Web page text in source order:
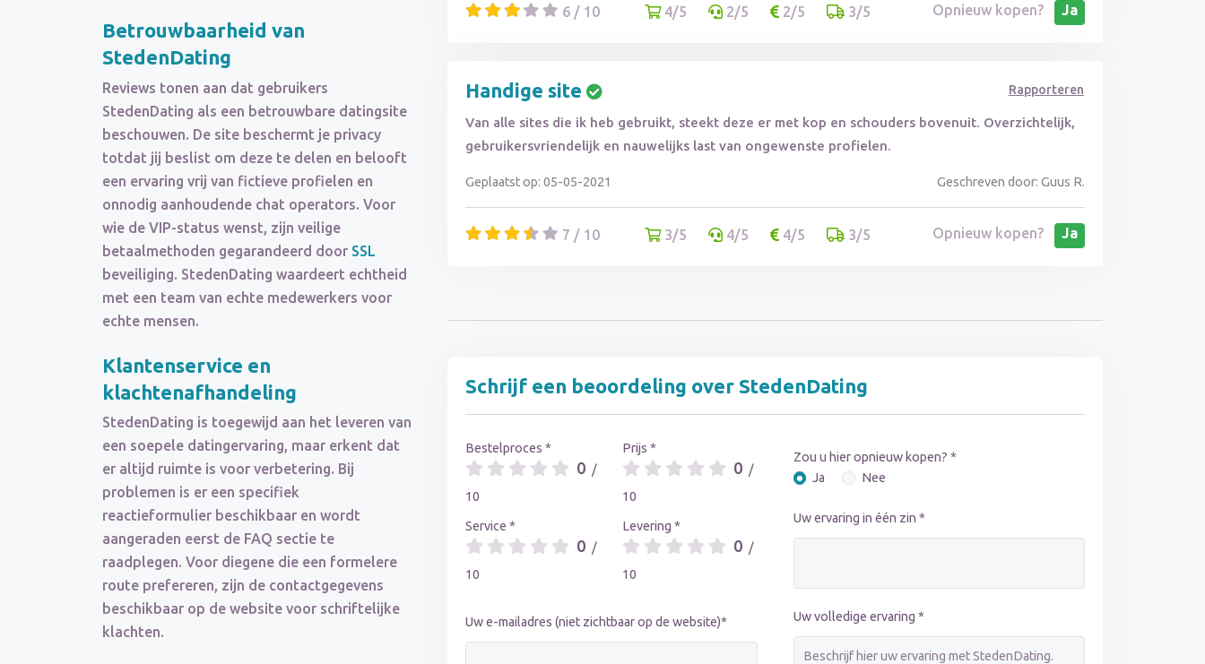
Betrouwbaarheid van
StedenDating
Reviews tonen aan dat gebruikers
StedenDating als een betrouwbare datingsite
beschouwen. De site beschermt je privacy
totdat jij beslist om deze te delen en belooft
een ervaring vrij van fictieve profielen en
onnodig aanhoudende chat operators. Voor
wie de VIP-status wenst, zijn veilige
betaalmethoden gegarandeerd door SSL
beveiliging. StedenDating waardeert echtheid
met een team van echte medewerkers voor
echte mensen.
Klantenservice en
klachtenafhandeling
StedenDating is toegewijd aan het leveren van
een soepele datingervaring, maar erkent dat
er altijd ruimte is voor verbetering. Bij
problemen is er een specifiek
reactieformulier beschikbaar en wordt
aangeraden eerst de FAQ sectie te
raadplegen. Voor diegene die een formelere
route prefereren, zijn de contactgegevens
beschikbaar op de website voor schriftelijke
klachten.
6 / 10 4/5 2/5 2/5 3/5 Opnieuw kopen? Ja
Handige site Rapporteren
Van alle sites die ik heb gebruikt, steekt deze er met kop en schouders bovenuit. Overzichtelijk,
gebruikersvriendelijk en nauwelijks last van ongewenste profielen.
Geplaatst op: 05-05-2021 Geschreven door: Guus R.
7 / 10 3/5 4/5 4/5 3/5 Opnieuw kopen? Ja
Schrijf een beoordeling over StedenDating
Bestelproces *
0 /
10
Service *
0 /
10
Prijs *
0 /
10
Levering *
0 /
10
Uw e-mailadres (niet zichtbaar op de website)*
Zou u hier opnieuw kopen? *
Ja
Nee
Uw ervaring in één zin *
Uw volledige ervaring *